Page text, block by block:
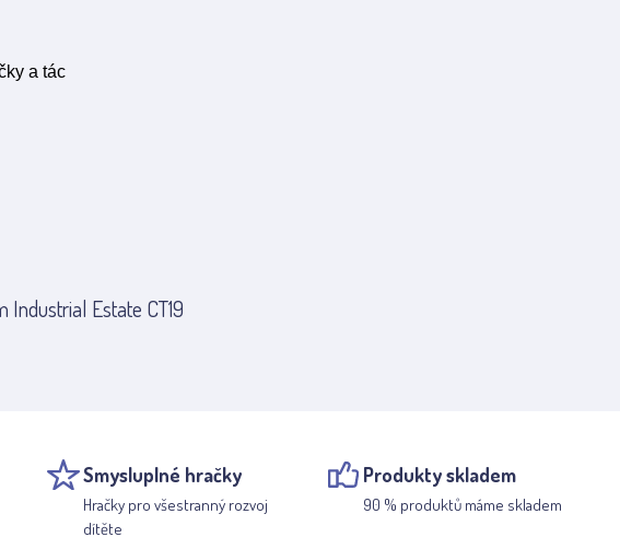
a tác
Industrial Estate CT19
Smysluplné hračky
Hračky pro všestranný rozvoj
dítěte
Produkty skladem
90 % produktů máme skladem